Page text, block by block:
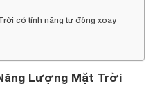
có tính năng tự động xoay
Lượng Mặt Trời